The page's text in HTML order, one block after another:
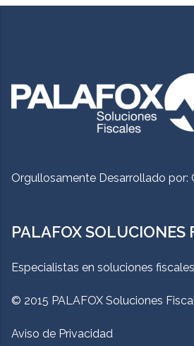
Orgullosamente Desarrollado por:
PALAFOX SOLUCIONES
Especialistas en soluciones fiscales
© 2015 PALAFOX Soluciones
Aviso de Privacidad